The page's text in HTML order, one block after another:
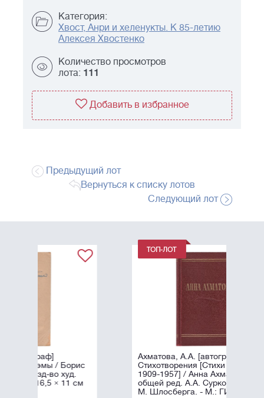
Категория:
Хвост, Анри и хеленукты. К 85-летию
Алексея Хвостенко
Количество просмотров
лота: 111
Добавить в избранное
Предыдущий лот
Вернуться к списку лотов
Следующий лот
Ахматова, А.А. [автограф]
Стихотворения [Стихи разных лет
1909-1957] / Анна Ахматова, под
общей ред. А.А. Суркова; Оформл.
М. Шлосберга. - М.: ГИХЛ, ...